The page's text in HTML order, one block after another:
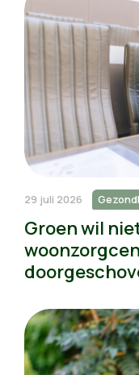
29 juli 2026
Groen wil